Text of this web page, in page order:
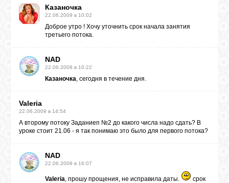
Казаночка
22.06.2009 в 10:02
Доброе утро ! Хочу уточнить срок начала занятия
третьего потока.
NAD
22.06.2009 в 10:22
Казаночка, сегодня в течение дня.
Valeria
22.06.2009 в 14:54
А второму потоку Заданиеп №2 до какого числа надо сдать? В
уроке стоит 21.06 - я так понимаю это было для первого потока?
NAD
22.06.2009 в 16:07
Valeria, прошу прощения, не исправила даты.
срок